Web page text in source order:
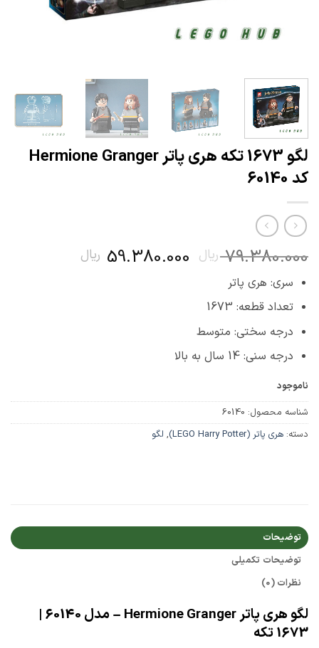
لگو 1673 تکه هری پاتر Hermione Granger
کد 60140
79.380.000 ریال قیمت
59.380.000 ریالقیمت
سری: هری پاتر
تعداد قطعه: 1673
درجه سختی: متوسط
درجه سنی: 14 سال به بالا
ناموجود
شناسه محصول:60140
دسته:هری پاتر (LEGO Harry Potter) ,لگو
توضیحات
توضیحات تکمیلی
نظرات (0)
لگو هری پاتر Hermione Granger – مدل 60140 |
1673 تکه